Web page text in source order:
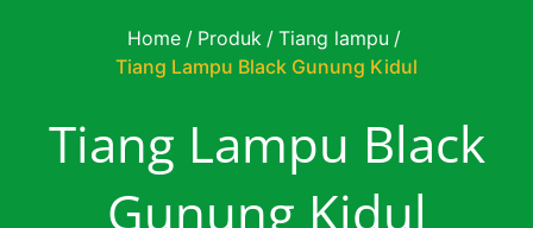
Home / Produk / Tiang lampu /
Tiang Lampu Black Gunung Kidul
Tiang Lampu Black
Gunung Kidul